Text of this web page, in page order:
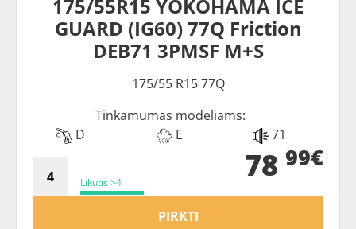
175/55R15 YOKOHAMA ICE
GUARD (IG60) 77Q Friction
DEB71 3PMSF M+S
175/55 R15 77Q
Tinkamumas modeliams:
D
E 71
Likutis >4 78 99€
PIRKTI